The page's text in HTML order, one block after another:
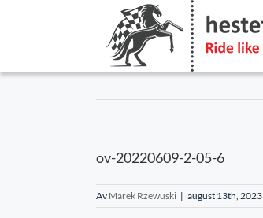
ov-20220609-2-05-6
Av Marek Rzewuski | august 13th, 2023